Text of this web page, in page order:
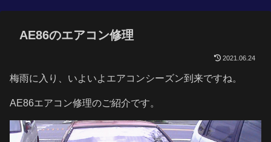
AE86のエアコン修理
2021.06.24
梅雨に入り、いよいよエアコンシーズン到来ですね。
AE86エアコン修理のご紹介です。